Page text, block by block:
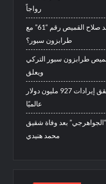
رواجاً
ما السر وراء ارتداء محمد صلاح القميص رقم “61” مع
طرابزون سبور؟
طرابزون سبور التركي
ويعلق
فيلم “سبايدر مان” الجديد يحقق إيرادات 927 مليون دولار
عالميًا
بعد وفاة شقيق
محمد هنيدي